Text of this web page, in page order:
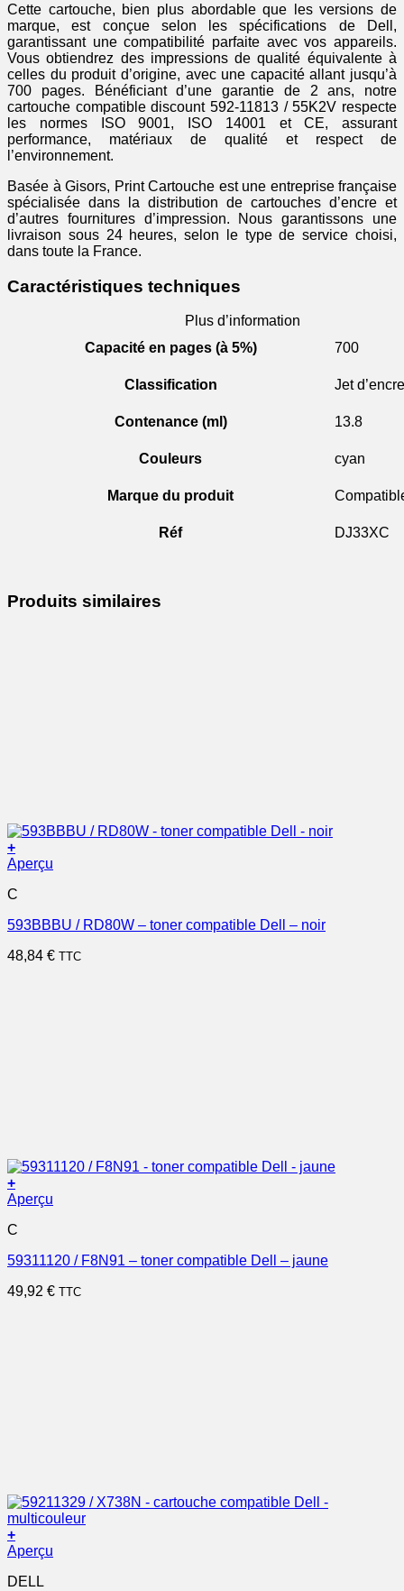
Cette cartouche, bien plus abordable que les versions de
marque, est conçue selon les spécifications de Dell,
garantissant une compatibilité parfaite avec vos appareils.
Vous obtiendrez des impressions de qualité équivalente à
celles du produit d’origine, avec une capacité allant jusqu’à
700 pages. Bénéficiant d’une garantie de 2 ans, notre
cartouche compatible discount 592-11813 / 55K2V respecte
les normes ISO 9001, ISO 14001 et CE, assurant
performance, matériaux de qualité et respect de
l’environnement.
Basée à Gisors, Print Cartouche est une entreprise française
spécialisée dans la distribution de cartouches d’encre et
d’autres fournitures d’impression. Nous garantissons une
livraison sous 24 heures, selon le type de service choisi,
dans toute la France.
Caractéristiques techniques
Plus d’information
Capacité en pages (à 5%)
700
Classification Jet d’encre
Contenance (ml) 13.8
Couleurs cyan
Marque du produit
Réf DJ33XC
Produits similaires
+
Aperçu
C
593BBBU / RD80W – toner compatible Dell – noir
48,84 € TTC
+
Aperçu
C
59311120 / F8N91 – toner compatible Dell – jaune
49,92 € TTC
+
Aperçu
DELL